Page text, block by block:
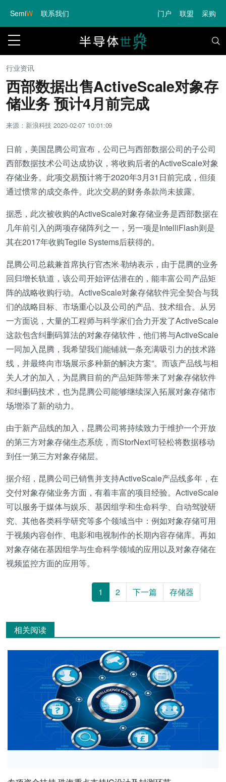
SemiW 联系我们 门户 联盟 采购
行业资讯
西部数据出售ActiveScale对象存
储业务 预计4月前完成
来源：新浪科技2020-02-07 10:01:09
日前，美国昆腾公司宣布，公司已与西部数据公司的子公司
西部数据技术公司达成协议，将收购后者的ActiveScale对象
存储业务。此项交易预计将于2020年3月31日前完成，但须
通过惯常的成交条件。此次交易的财务条款尚未披露。
据悉，此次被收购的ActiveScale对象存储业务是西部数据在
几年前引入的两项存储阵列之一，另一项是IntelliFlash则是
其在2017年收购Tegile Systems后获得的。
昆腾公司总裁兼首席执行官杰米·勒纳表示，由于昆腾的业务
回归增长轨道，该公司开始评估潜在的，能丰富公司产品矩
阵的战略收购行动。ActiveScale对象存储软件完全契合与我
们的战略目标、市场重心以及公司的产品、技术组合。从另
一方面说，大量的工程师与科学家们合力开发了ActiveScale
这款包含纠删码算法的对象存储软件，他们将与ActiveScale
一同加入昆腾，我希望我们能铺就一条充满吸引力的技术路
线，并最终向市场展示多种新的解决方案”。而该产品线与相
关人才的加入，为昆腾目前的产品矩阵带来了对象存储软件
和纠删码技术，也为昆腾公司能够继续深入拓展对象存储市
场增添了新的动力。
由于新产品线的加入，昆腾公司将持续致力于维护一个开放
的第三方对象存储生态系统，而StorNext可轻松将数据移动
到任一第三方对象存储层。
据介绍，昆腾公司已销售并支持ActiveScale产品线多年，在
交付对象存储业务方面，有着丰富的项目经验。ActiveScale
可以服务于媒体与娱乐、基因组学和生命科学、自动驾驶研
究、其他各类科学研究等多个领域当中：例如对象存储可用
于视频内容创作、电影和电视制作的长期内容存储库。再如
对象存储在基因组学与生命科学领域的应用以及对象存储在
视频监控方面的应用等。
1 2 下一篇 存储器
相关阅读